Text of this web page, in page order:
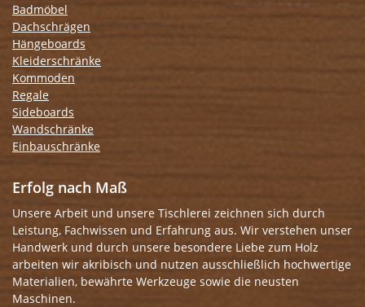
Badmöbel
Dachschrägen
Hängeboards
Kleiderschränke
Kommoden
Regale
Sideboards
Wandschränke
Einbauschränke
Erfolg nach Maß
Unsere Arbeit und unsere Tischlerei zeichnen sich durch
Leistung, Fachwissen und Erfahrung aus. Wir verstehen unser
Handwerk und durch unsere besondere Liebe zum Holz
arbeiten wir akribisch und nutzen ausschließlich hochwertige
Materialien, bewährte Werkzeuge sowie die neusten
Maschinen.